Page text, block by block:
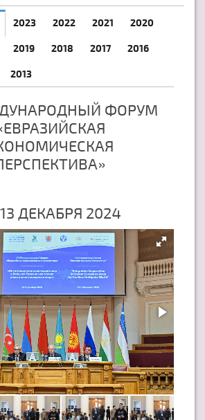
2023 2022 2021 2020
2019 2018 2017 2016
2013
ФОРУМ
ДЕКАБРЯ 2024